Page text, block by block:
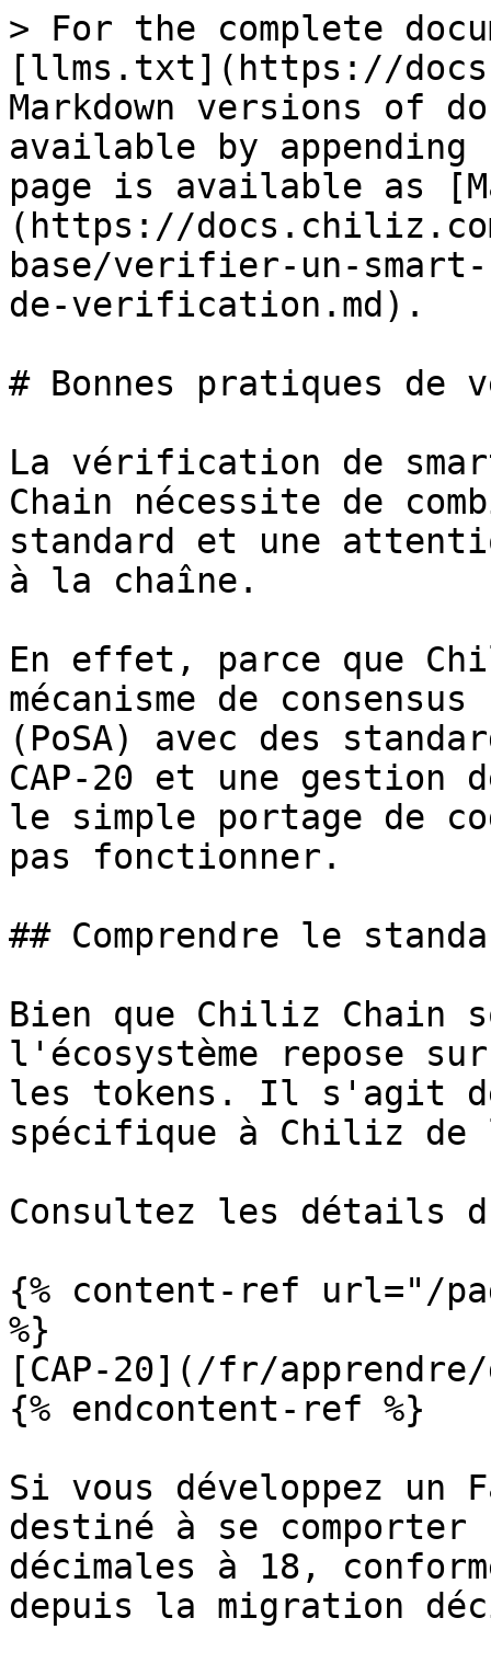
> For the complete
[llms.txt](https://
Markdown versions of
available by
page is available as
(https://
base/verifier-un-
de-verification.md).
# Bonnes pratiques
La vérification de
Chain nécessite de
standard et une
à la chaîne.
En effet, parce que
mécanisme de
(PoSA) avec des
CAP-20 et une gestion
le simple portage de
pas fonctionner.
## Comprendre le
Bien que Chiliz Chain
l'écosystème repose
les tokens. Il s'agit
spécifique à Chiliz de
Consultez les détails
{% content-ref url="/
%}
[CAP-20](/fr/
{% endcontent-ref %}
Si vous développez un
destiné à se
décimales à 18,
depuis la migration